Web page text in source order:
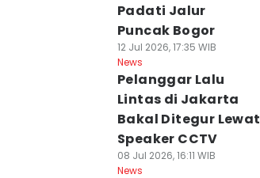
Padati Jalur
Puncak Bogor
12 Jul 2026, 17:35 WIB
News
Pelanggar Lalu
Lintas di Jakarta
Bakal Ditegur Lewat
Speaker CCTV
08 Jul 2026, 16:11 WIB
News